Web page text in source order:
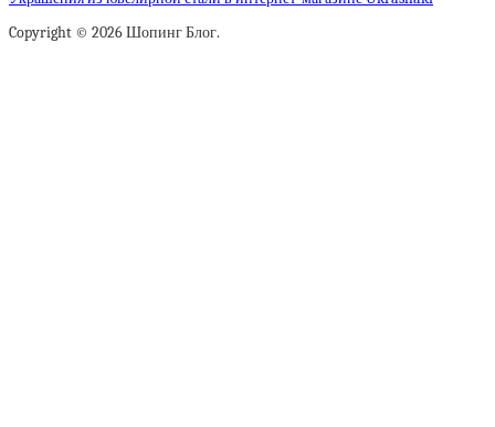
Copyright © 2026 Шопинг Блог.